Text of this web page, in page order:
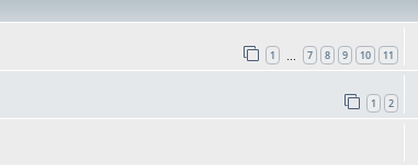
1 7 8 9 10 11
1 2